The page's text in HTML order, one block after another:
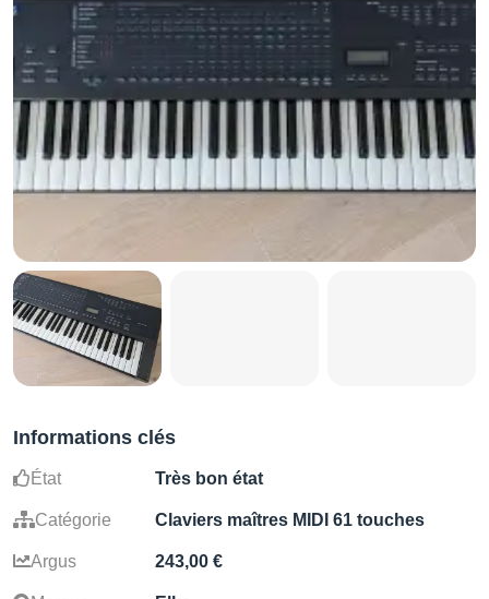
Informations clés
État Très bon état
Catégorie Claviers maîtres MIDI 61 touches
Argus 243,00 €